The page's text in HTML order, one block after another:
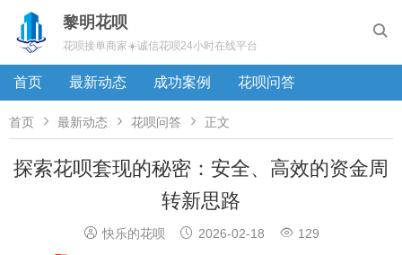

黎明花呗
花呗接单商家☀️诚信花呗24小时在线平台
首页 最新动态 成功案例 花呗问答
首页  最新动态  花呗问答  正文
探索花呗套现的秘密：安全、高效的资金周
转新思路
 快乐的花呗  2026-02-18  129